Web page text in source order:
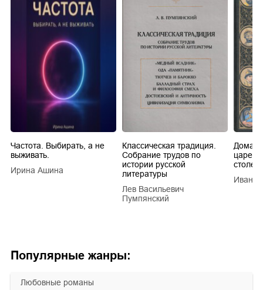
Популярные жанры:
любовные романы
Частота. Выбирать, а не
выживать.
Ирина Ашина
Классическая традиция.
Собрание трудов по
истории русской
литературы
Лев Васильевич
Пумпянский
царей
Иван